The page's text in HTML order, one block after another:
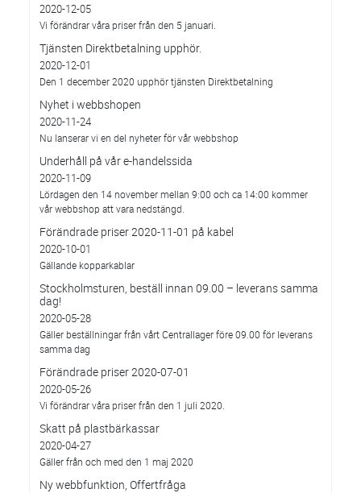
2020-12-05
Vi förändrar våra priser från den 5 januari.
Tjänsten Direktbetalning upphör.
2020-12-01
Den 1 december 2020 upphör tjänsten Direktbetalning
Nyhet i webbshopen
2020-11-24
Nu lanserar vi en del nyheter för vår webbshop
Underhåll på vår e-handelssida
2020-11-09
Lördagen den 14 november mellan 9:00 och ca 14:00 kommer
vår webbshop att vara nedstängd.
Förändrade priser 2020-11-01 på kabel
2020-10-01
Gällande kopparkablar
Stockholmsturen, beställ innan 09.00 – leverans samma
dag!
2020-05-28
Gäller beställningar från vårt Centrallager före 09.00 för leverans
samma dag
Förändrade priser 2020-07-01
2020-05-26
Vi förändrar våra priser från den 1 juli 2020.
Skatt på plastbärkassar
2020-04-27
Gäller från och med den 1 maj 2020
Ny webbfunktion, Offertfråga